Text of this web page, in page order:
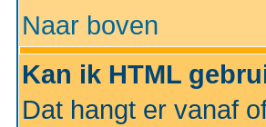
Naar boven
Kan ik HTML
Dat hangt er vanaf